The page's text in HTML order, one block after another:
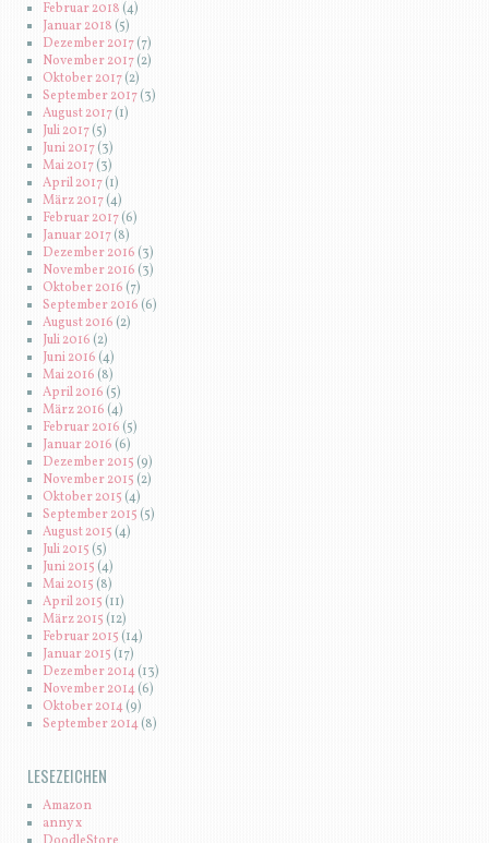
Februar 2018(4)
Januar 2018 (5)
Dezember 2017(7)
November 2017(2)
Oktober 2017(2)
September 2017(3)
August 2017(1)
Juli 2017(5)
Juni 2017(3)
Mai 2017(3)
April 2017(1)
März 2017(4)
Februar 2017(6)
Januar 2017(8)
Dezember 2016 (3)
November 2016 (3)
Oktober 2016 (7)
September 2016 (6)
August 2016(2)
Juli 2016 (2)
Juni 2016 (4)
Mai 2016 (8)
April 2016 (5)
März 2016 (4)
Februar 2016(5)
Januar 2016 (6)
Dezember 2015 (9)
November 2015 (2)
Oktober 2015 (4)
September 2015 (5)
August 2015 (4)
Juli 2015 (5)
Juni 2015 (4)
Mai 2015(8)
April 2015 (11)
März 2015(12)
Februar 2015 (14)
Januar 2015 (17)
Dezember 2014(13)
November 2014(6)
Oktober 2014(9)
September 2014(8)
LESEZEICHEN
Amazon
anny x